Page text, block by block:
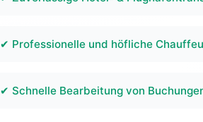
✔ Professionelle und höfliche
✔ Schnelle Bearbeitung von